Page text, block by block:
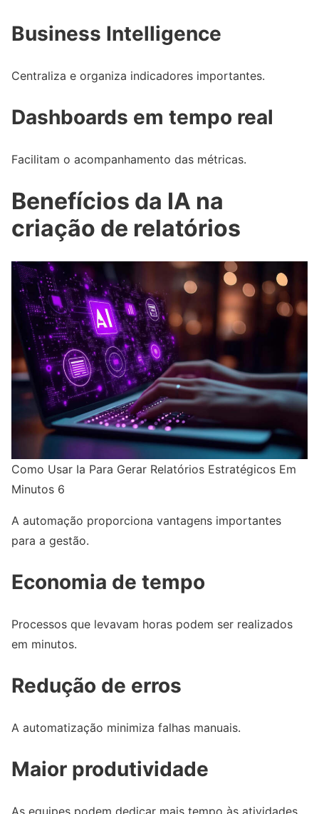
Business Intelligence
Centraliza e organiza indicadores importantes.
Dashboards em tempo real
Facilitam o acompanhamento das métricas.
Benefícios da IA na
criação de relatórios
Como Usar Ia Para Gerar Relatórios Estratégicos Em
Minutos 6
A automação proporciona vantagens importantes
para a gestão.
Economia de tempo
Processos que levavam horas podem ser realizados
em minutos.
Redução de erros
A automatização minimiza falhas manuais.
Maior produtividade